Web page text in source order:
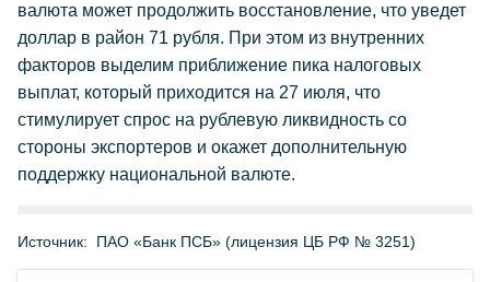
валюта может продолжить восстановление, что уведет
доллар в район 71 рубля. При этом из внутренних
факторов выделим приближение пика налоговых
выплат, который приходится на 27 июля, что
стимулирует спрос на рублевую ликвидность со
стороны экспортеров и окажет дополнительную
поддержку национальной валюте.
Источник: ПАО «Банк ПСБ» (лицензия ЦБ РФ № 3251)